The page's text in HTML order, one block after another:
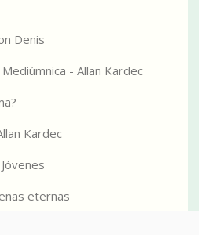
Denis
- Allan Kardec
Kardec
eternas